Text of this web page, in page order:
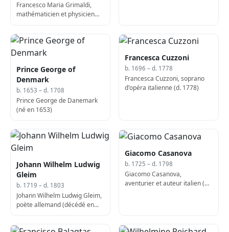
Francesco Maria Grimaldi,
mathématicien et physicien
Prince George of
Denmark
b. 1653 – d. 1708
Prince George de Danemark
(né en 1653)
Francesca Cuzzoni
b. 1696 – d. 1778
Francesca Cuzzoni, soprano
d'opéra italienne (d. 1778)
Johann Wilhelm Ludwig
Gleim
b. 1719 – d. 1803
Johann Wilhelm Ludwig Gleim,
poète allemand (décédé en
Giacomo Casanova
b. 1725 – d. 1798
Giacomo Casanova,
aventurier et auteur italien (né